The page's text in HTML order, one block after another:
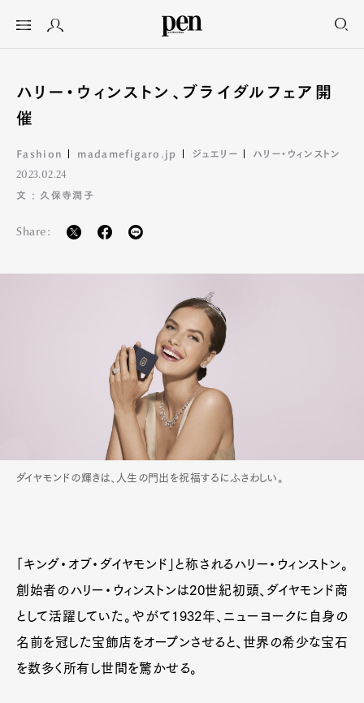
ハリー・ウィンストン、ブライダルフェア開
催
Fashion madamefigaro.jp ジュエリー ハリー・ウィンストン
2023.02.24
文 : 久保寺潤子
Share:
ダイヤモンドの輝きは、人生の門出を祝福するにふさわしい。
「キング・オブ・ダイヤモンド」と称されるハリー・ウィンストン。
創始者のハリー・ウィンストンは20世紀初頭、ダイヤモンド商
として活躍していた。やがて1932年、ニューヨークに自身の
名前を冠した宝飾店をオープンさせると、世界の希少な宝石
を数多く所有し世間を驚かせる。